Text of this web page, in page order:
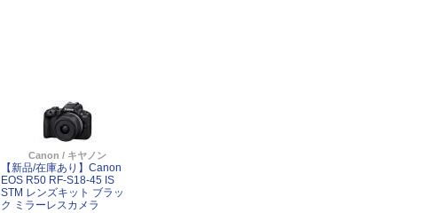
Canon / キヤノン
【新品/在庫あり】Canon
EOS R50 RF-S18-45 IS
STM レンズキット ブラッ
ク ミラーレスカメラ